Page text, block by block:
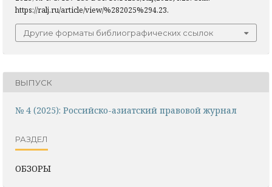
https://ralj.ru/article/view/%282025%294.23.
Другие форматы библиографических ссылок
ВЫПУСК
№ 4 (2025): Российско-азиатский правовой журнал
РАЗДЕЛ
ОБЗОРЫ